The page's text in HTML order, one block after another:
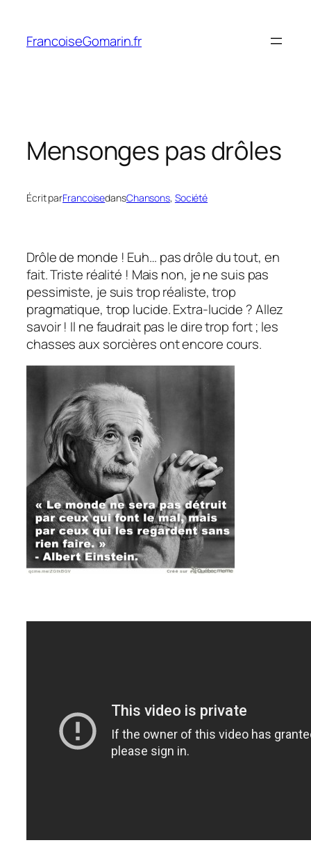
contenu
FrancoiseGomarin.fr
Mensonges pas drôles
Écrit parFrancoisedansChansons, Société
Drôle de monde ! Euh… pas drôle du tout, en
fait. Triste réalité ! Mais non, je ne suis pas
pessimiste, je suis trop réaliste, trop
pragmatique, trop lucide. Extra-lucide ? Allez
savoir ! Il ne faudrait pas le dire trop fort ; les
chasses aux sorcières ont encore cours.